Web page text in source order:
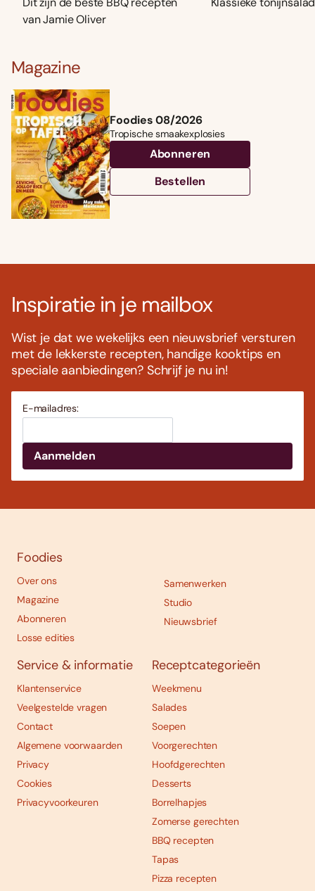
van Jamie Oliver
Magazine
Foodies 08/2026
Tropische smaakexplosies
Abonneren
Bestellen
Inspiratie in je mailbox
Wist je dat we wekelijks een nieuwsbrief versturen
met de lekkerste recepten, handige kooktips en
speciale aanbiedingen? Schrijf je nu in!
E-mailadres:
Foodies
Over ons
Magazine
Abonneren
Losse edities
Samenwerken
Studio
Nieuwsbrief
Service & informatie
Klantenservice
Veelgestelde vragen
Contact
Algemene voorwaarden
Privacy
Cookies
Privacyvoorkeuren
Receptcategorieën
Weekmenu
Salades
Soepen
Voorgerechten
Hoofdgerechten
Desserts
Borrelhapjes
Zomerse gerechten
BBQ recepten
Tapas
Pizza recepten